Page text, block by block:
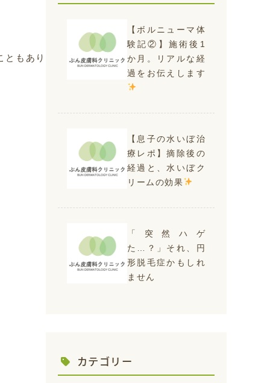
ともあり
【ボルニューマ体
験記②】施術後1
か月。リアルな経
過をお伝えします
【息子の水いぼ治
療レポ】摘除後の
経過と、水いぼク
リームの効果
「突然ハゲ
た…？」それ、円
形脱毛症かもしれ
ません
カテゴリー